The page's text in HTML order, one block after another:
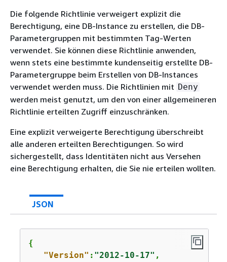
Die folgende Richtlinie verweigert explizit die
Berechtigung, eine DB-Instance zu erstellen, die DB-
Parametergruppen mit bestimmten Tag-Werten
verwendet. Sie können diese Richtlinie anwenden,
wenn stets eine bestimmte kundenseitig erstellte DB-
Parametergruppe beim Erstellen von DB-Instances
verwendet werden muss. Die Richtlinien mit Deny
werden meist genutzt, um den von einer allgemeineren
Richtlinie erteilten Zugriff einzuschränken.
Eine explizit verweigerte Berechtigung überschreibt
alle anderen erteilten Berechtigungen. So wird
sichergestellt, dass Identitäten nicht aus Versehen
eine Berechtigung erhalten, die Sie nie erteilen wollten.
JSON
{
"Version" : "2012-10-17" ,